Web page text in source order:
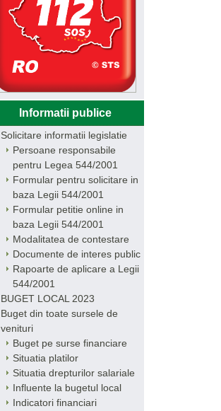
Informatii publice
Solicitare informatii legislatie
Persoane responsabile
pentru Legea 544/2001
Formular pentru solicitare in
baza Legii 544/2001
Formular petitie online in
baza Legii 544/2001
Modalitatea de contestare
Documente de interes public
Rapoarte de aplicare a Legii
544/2001
BUGET LOCAL 2023
Buget din toate sursele de
venituri
Buget pe surse financiare
Situatia platilor
Situatia drepturilor salariale
Influente la bugetul local
Indicatori financiari